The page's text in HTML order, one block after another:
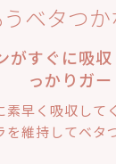
ベタつか
がすぐに吸
っかりガー
素早く吸収して
を維持してベタ